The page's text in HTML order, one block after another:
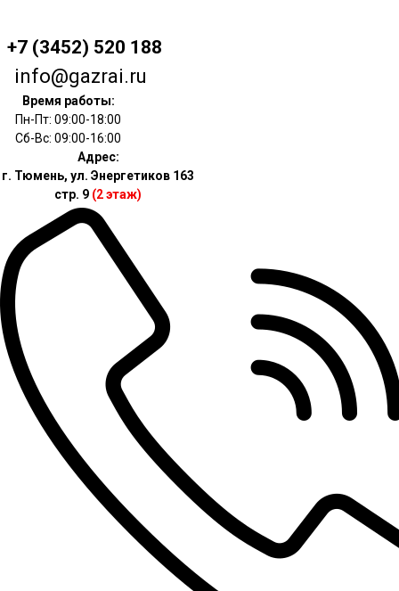
+7 (3452) 520 188
info@gazrai.ru
Время работы:
Пн-Пт: 09:00-18:00
Сб-Вс: 09:00-16:00
Адрес:
г. Тюмень, ул. Энергетиков 163
стр. 9 (2 этаж)